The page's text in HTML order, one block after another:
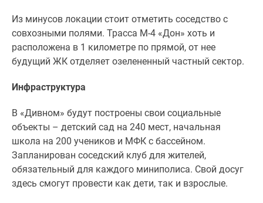
Из минусов локации стоит отметить соседство с
совхозными полями. Трасса М-4 «Дон» хоть и
расположена в 1 километре по прямой, от нее
будущий ЖК отделяет озелененный частный сектор.
Инфраструктура
В «Дивном» будут построены свои социальные
объекты – детский сад на 240 мест, начальная
школа на 200 учеников и МФК с бассейном.
Запланирован соседский клуб для жителей,
обязательный для каждого миниполиса. Свой досуг
здесь смогут провести как дети, так и взрослые.